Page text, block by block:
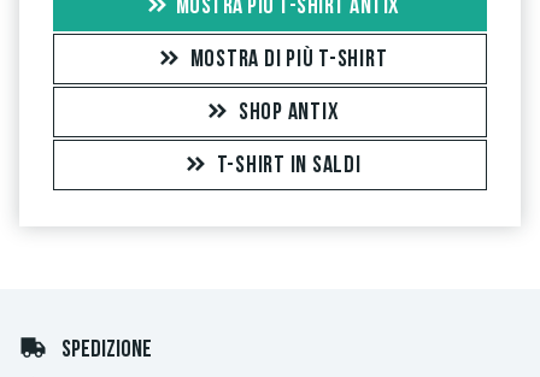
ordini. Per le recensioni senza un segno di spunta verde, non
possiamo garantire che la persona possieda o abbia
effettivamente posseduto l'articolo.
MOSTRA PIÙ T-SHIRT ANTIX
MOSTRA DI PIÙ T-SHIRT
SHOP ANTIX
T-SHIRT IN SALDI
SPEDIZIONE